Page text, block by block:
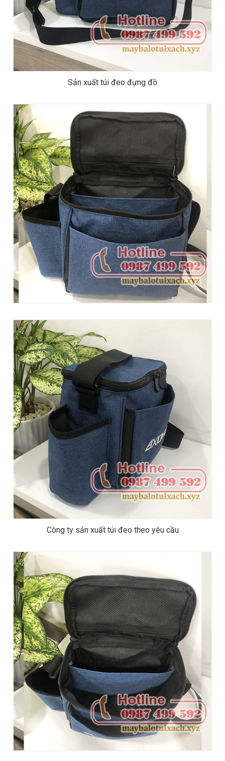
Sản xuất túi đeo đựng đồ
Công ty sản xuất túi đeo theo yêu cầu